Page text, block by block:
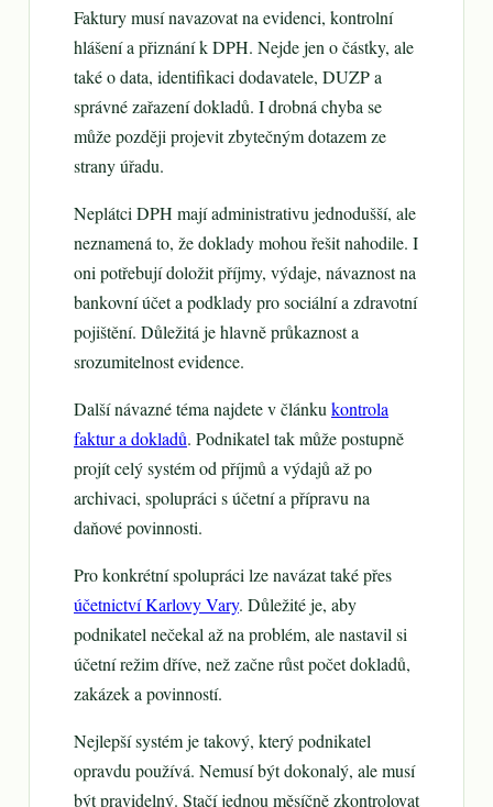
Faktury musí navazovat na evidenci, kontrolní
hlášení a přiznání k DPH. Nejde jen o částky, ale
také o data, identifikaci dodavatele, DUZP a
správné zařazení dokladů. I drobná chyba se
může později projevit zbytečným dotazem ze
strany úřadu.
Neplátci DPH mají administrativu jednodušší, ale
neznamená to, že doklady mohou řešit nahodile. I
oni potřebují doložit příjmy, výdaje, návaznost na
bankovní účet a podklady pro sociální a zdravotní
pojištění. Důležitá je hlavně průkaznost a
srozumitelnost evidence.
Další návazné téma najdete v článku kontrola
faktur a dokladů. Podnikatel tak může postupně
projít celý systém od příjmů a výdajů až po
archivaci, spolupráci s účetní a přípravu na
daňové povinnosti.
Pro konkrétní spolupráci lze navázat také přes
účetnictví Karlovy Vary. Důležité je, aby
podnikatel nečekal až na problém, ale nastavil si
účetní režim dříve, než začne růst počet dokladů,
zakázek a povinností.
Nejlepší systém je takový, který podnikatel
opravdu používá. Nemusí být dokonalý, ale musí
být pravidelný. Stačí jednou měsíčně zkontrolovat